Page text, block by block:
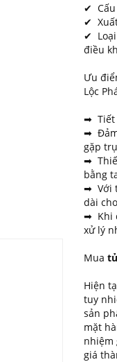
✔ Cấu
✔
✔ Loại
điều
Ưu
Lộc
➡ Tiết
➡ Đảm
gặp
➡
bằng
➡ Với
dài
➡ Khi
xử lý
Mua
Hiện
tuy
sản
mặt
nhiệm
giá